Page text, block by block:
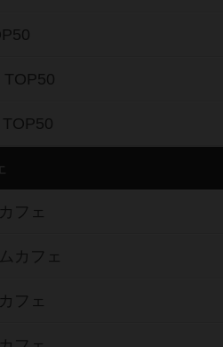
TOP50
フェ
カフェ
フェ